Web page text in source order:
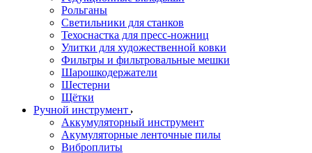
Рольганы
Светильники для станков
Техоснастка для пресс-ножниц
Улитки для художественной ковки
Фильтры и фильтровальные мешки
Шарошкодержатели
Шестерни
Щётки
Ручной инструмент
Аккумуляторный инструмент
Акумуляторные ленточные пилы
Виброплиты